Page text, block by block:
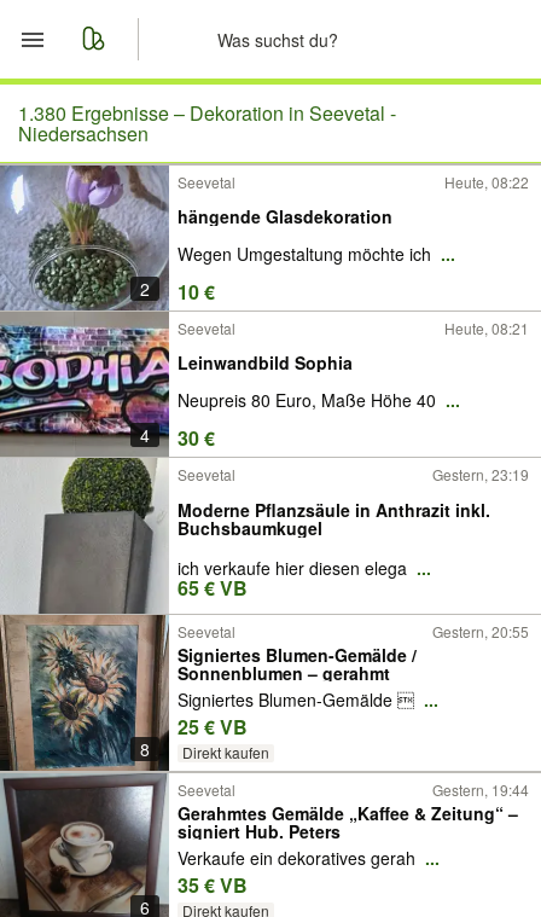
Start
Merkliste
Nachrichten
Anzeige aufgeben
1.380 Ergebnisse – Dekoration in Seevetal -
Niedersachsen
2
Seevetal Heute, 08:22
hängende Glasdekoration
Wegen Umgestaltung möchte ich ...
10 €
4
Seevetal Heute, 08:21
Leinwandbild Sophia
Neupreis 80 Euro, Maße Höhe 40 ...
30 €
Seevetal Gestern, 23:19
Moderne Pflanzsäule in Anthrazit inkl.
Buchsbaumkugel
ich verkaufe hier diesen elega ...
65 € VB
8
Seevetal Gestern, 20:55
Signiertes Blumen-Gemälde /
Sonnenblumen – gerahmt
Signiertes Blumen-Gemälde  ...
25 € VB
Direkt kaufen
6
Seevetal Gestern, 19:44
Gerahmtes Gemälde „Kaffee & Zeitung“ –
signiert Hub. Peters
Verkaufe ein dekoratives gerah ...
35 € VB
Direkt kaufen